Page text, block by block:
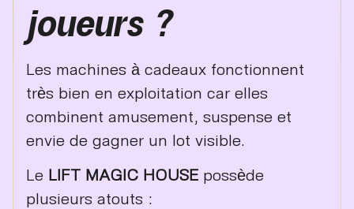
joueurs ?
Les machines à cadeaux fonctionnent
très bien en exploitation car elles
combinent amusement, suspense et
envie de gagner un lot visible.
Le LIFT MAGIC HOUSE possède
plusieurs atouts :